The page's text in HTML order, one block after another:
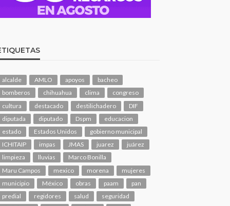
alcalde AMLO apoyos
bacheo
bomberos
chihuahua clima
congreso
cultura
destacado destilichadero
DIF
diputada
diputado Dspm
educacion
estado
Estados Unidos
gobierno municipal
ICHITAIP
impas JMAS juarez
juárez
limpieza
lluvias
Marco Bonilla
Maru Campos
mexico morena
mujeres
municipio
México obras paam
pan
predial
regidores salud
seguridad